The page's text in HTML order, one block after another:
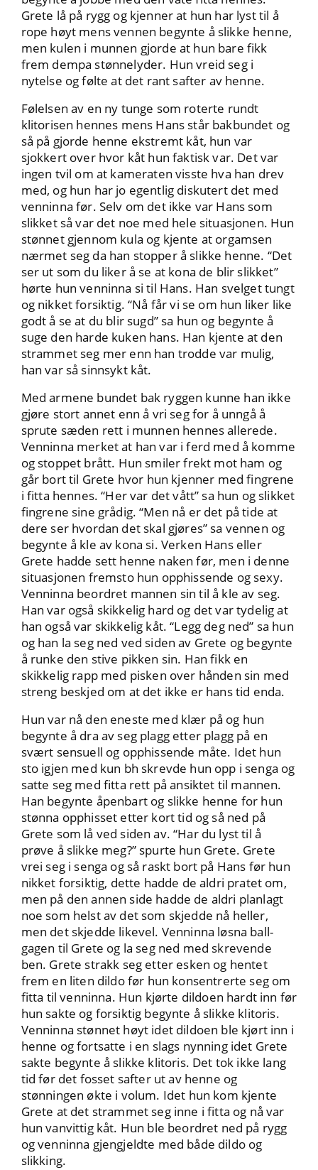
Grete lå på rygg og kjenner at hun har lyst til å
rope høyt mens vennen begynte å slikke henne,
men kulen i munnen gjorde at hun bare fikk
frem dempa stønnelyder. Hun vreid seg i
nytelse og følte at det rant safter av henne.
Følelsen av en ny tunge som roterte rundt
klitorisen hennes mens Hans står bakbundet og
så på gjorde henne ekstremt kåt, hun var
sjokkert over hvor kåt hun faktisk var. Det var
ingen tvil om at kameraten visste hva han drev
med, og hun har jo egentlig diskutert det med
venninna før. Selv om det ikke var Hans som
slikket så var det noe med hele situasjonen. Hun
stønnet gjennom kula og kjente at orgamsen
nærmet seg da han stopper å slikke henne. “Det
ser ut som du liker å se at kona de blir slikket”
hørte hun venninna si til Hans. Han svelget tungt
og nikket forsiktig. “Nå får vi se om hun liker like
godt å se at du blir sugd” sa hun og begynte å
suge den harde kuken hans. Han kjente at den
strammet seg mer enn han trodde var mulig,
han var så sinnsykt kåt.
Med armene bundet bak ryggen kunne han ikke
gjøre stort annet enn å vri seg for å unngå å
sprute sæden rett i munnen hennes allerede.
Venninna merket at han var i ferd med å komme
og stoppet brått. Hun smiler frekt mot ham og
går bort til Grete hvor hun kjenner med fingrene
i fitta hennes. “Her var det vått” sa hun og slikket
fingrene sine grådig. “Men nå er det på tide at
dere ser hvordan det skal gjøres” sa vennen og
begynte å kle av kona si. Verken Hans eller
Grete hadde sett henne naken før, men i denne
situasjonen fremsto hun opphissende og sexy.
Venninna beordret mannen sin til å kle av seg.
Han var også skikkelig hard og det var tydelig at
han også var skikkelig kåt. “Legg deg ned” sa hun
og han la seg ned ved siden av Grete og begynte
å runke den stive pikken sin. Han fikk en
skikkelig rapp med pisken over hånden sin med
streng beskjed om at det ikke er hans tid enda.
Hun var nå den eneste med klær på og hun
begynte å dra av seg plagg etter plagg på en
svært sensuell og opphissende måte. Idet hun
sto igjen med kun bh skrevde hun opp i senga og
satte seg med fitta rett på ansiktet til mannen.
Han begynte åpenbart og slikke henne for hun
stønna opphisset etter kort tid og så ned på
Grete som lå ved siden av. “Har du lyst til å
prøve å slikke meg?” spurte hun Grete. Grete
vrei seg i senga og så raskt bort på Hans før hun
nikket forsiktig, dette hadde de aldri pratet om,
men på den annen side hadde de aldri planlagt
noe som helst av det som skjedde nå heller,
men det skjedde likevel. Venninna løsna ball-
gagen til Grete og la seg ned med skrevende
ben. Grete strakk seg etter esken og hentet
frem en liten dildo før hun konsentrerte seg om
fitta til venninna. Hun kjørte dildoen hardt inn før
hun sakte og forsiktig begynte å slikke klitoris.
Venninna stønnet høyt idet dildoen ble kjørt inn i
henne og fortsatte i en slags nynning idet Grete
sakte begynte å slikke klitoris. Det tok ikke lang
tid før det fosset safter ut av henne og
stønningen økte i volum. Idet hun kom kjente
Grete at det strammet seg inne i fitta og nå var
hun vanvittig kåt. Hun ble beordret ned på rygg
og venninna gjengjeldte med både dildo og
slikking.